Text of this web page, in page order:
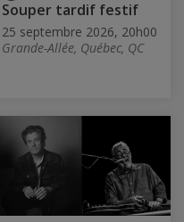
Souper tardif festif
25 septembre 2026, 20h00
Grande-Allée, Québec, QC